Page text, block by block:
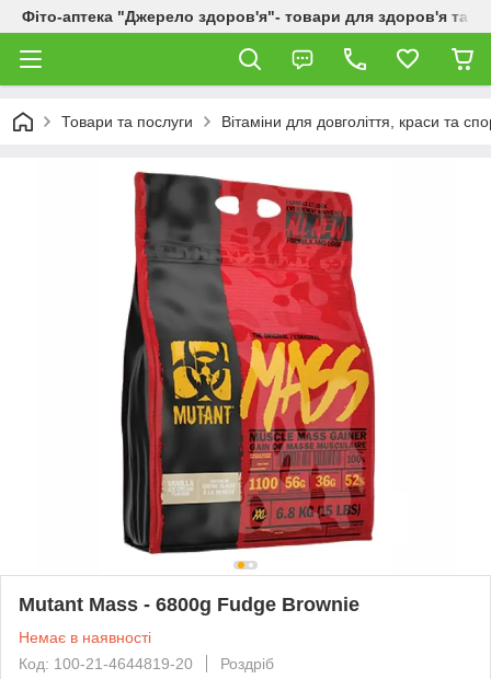
Фіто-аптека "Джерело здоров'я"- товари для здоров'я та
Товари та послуги Вітаміни для довголіття, краси та
Mutant Mass - 6800g Fudge Brownie
Немає в наявності
Код: 100-21-4644819-20
Роздріб